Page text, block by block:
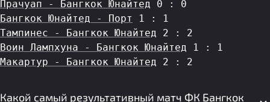
Прачуап - Бангкок Юнайтед 0 : 0
Бангкок Юнайтед - Порт
1 : 1
Тампинес - Бангкок Юнайтед 2 : 2
Воин Лампхуна - Бангкок Юнайтед 1 : 1
Макартур - Бангкок Юнайтед 2 : 2
Какой самый результативный матч ФК Бангкок